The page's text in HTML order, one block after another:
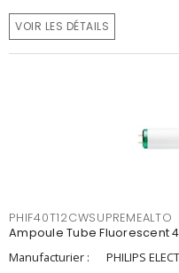
VOIR LES DÉTAILS
PHIF40T12CWSUPREMEALTO
Ampoule Tube Fluorescent
Manufacturier :
PHILIPS